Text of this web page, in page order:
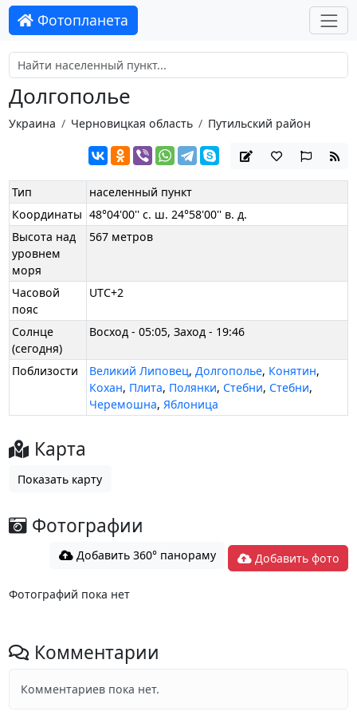
Фотопланета
Долгополье
Украина Черновицкая область Путильский район
Тип
населенный пункт
Координаты 48°04'00'' с. ш. 24°58'00'' в. д.
Высота над
уровнем
моря
567 метров
Часовой
пояс
UTC+2
Солнце
(сегодня)
Восход - 05:05, Заход - 19:46
Поблизости Великий Липовец,Долгополье, Конятин,
Кохан, Плита, Полянки, Стебни, Стебни,
Черемошна,Яблоница
Карта
Показать карту
Фотографии
Добавить 360° панораму Добавить фото
Фотографий пока нет
Комментарии
Комментариев пока нет.